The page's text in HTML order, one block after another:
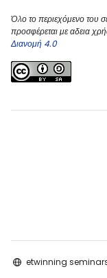
Όλο το περιεχόμενο του
προσφέρεται με αδεια
Διανομή 4.0
etwinning